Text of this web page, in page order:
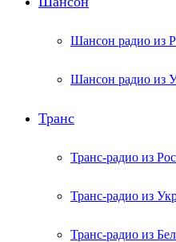
Шансон радио из
Шансон радио из
Транс
Транс-радио из
Транс-радио из
Транс-радио из